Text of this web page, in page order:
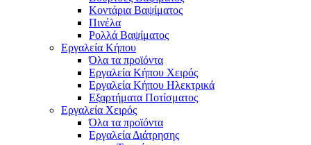
Κοντάρια Βαψίματος
Πινέλα
Ρολλά Βαψίματος
Εργαλεία Κήπου
Όλα τα προϊόντα
Εργαλεία Κήπου Χειρός
Εργαλεία Κήπου Ηλεκτρικά
Εξαρτήματα Ποτίσματος
Εργαλεία Χειρός
Όλα τα προϊόντα
Εργαλεία Διάτρησης